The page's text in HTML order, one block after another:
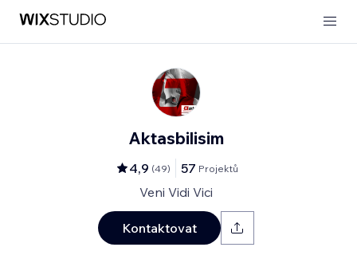
Aktasbilisim
4,9 (49) 57 Projektů
Veni Vidi Vici
Kontaktovat